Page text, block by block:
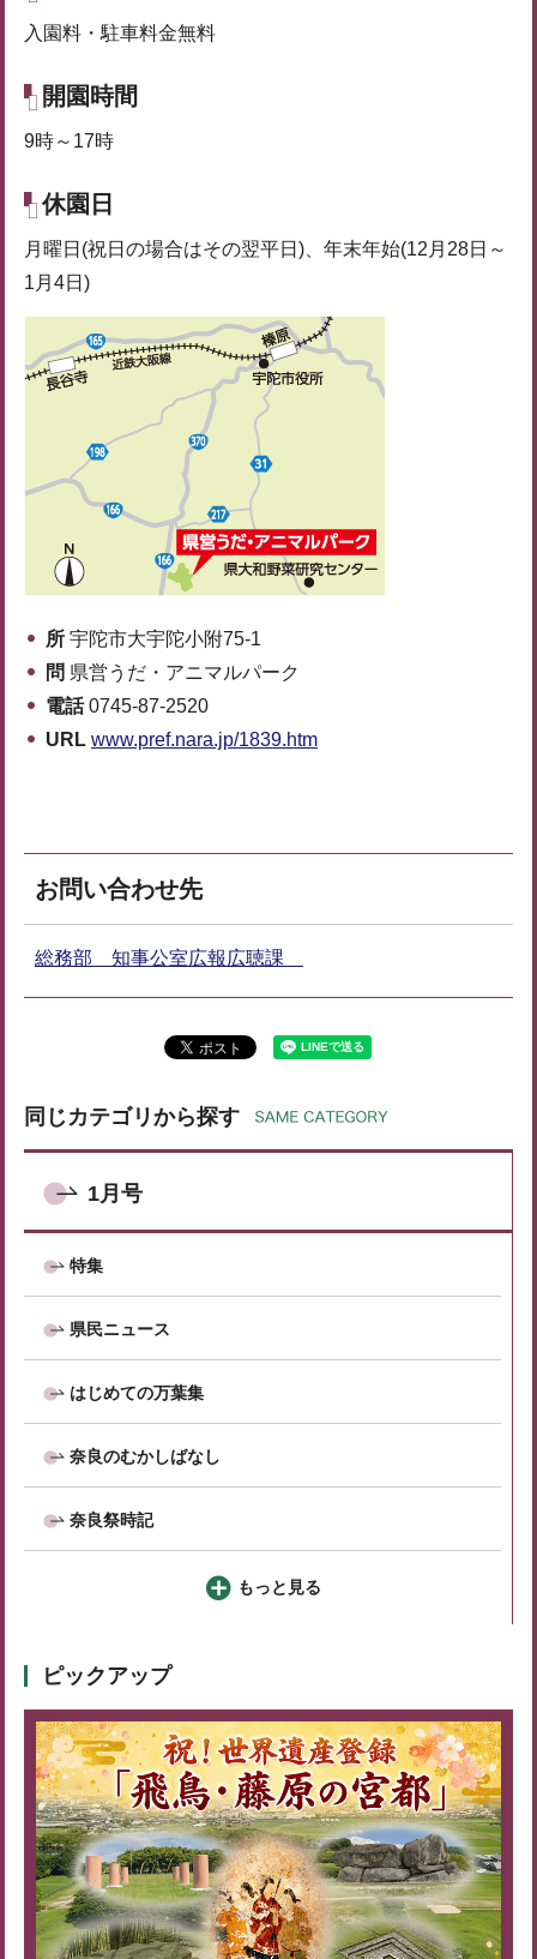
入園料・駐車料金無料
開園時間
9時～17時
休園日
月曜日(祝日の場合はその翌平日)、年末年始(12月28日～
1月4日)
所 宇陀市大宇陀小附75-1
問 県営うだ・アニマルパーク
電話0745-87-2520
URL www.pref.nara.jp/1839.htm
お問い合わせ先
総務部 知事公室広報広聴課
同じカテゴリから探す
1月号
特集
県民ニュース
はじめての万葉集
奈良のむかしばなし
奈良祭時記
もっと見る
ピックアップ